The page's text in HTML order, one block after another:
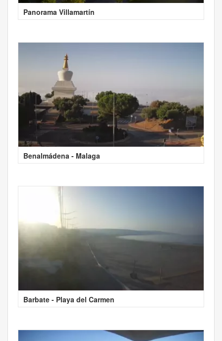
Panorama Villamartín
Benalmádena - Malaga
Barbate - Playa del Carmen